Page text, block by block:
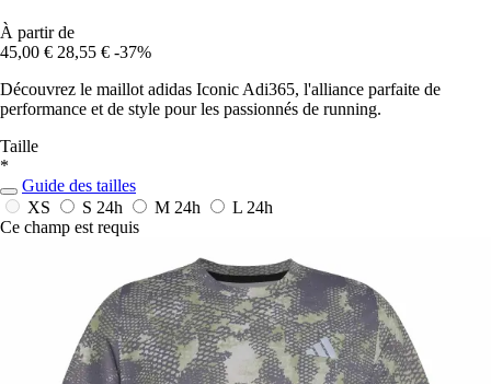
À partir de
45,00 € 28,55 € -37%
Découvrez le maillot adidas Iconic Adi365, l'alliance parfaite de
performance et de style pour les passionnés de running.
Taille
*
Guide des tailles
XS
S 24h M 24h L 24h
Ce champ est requis